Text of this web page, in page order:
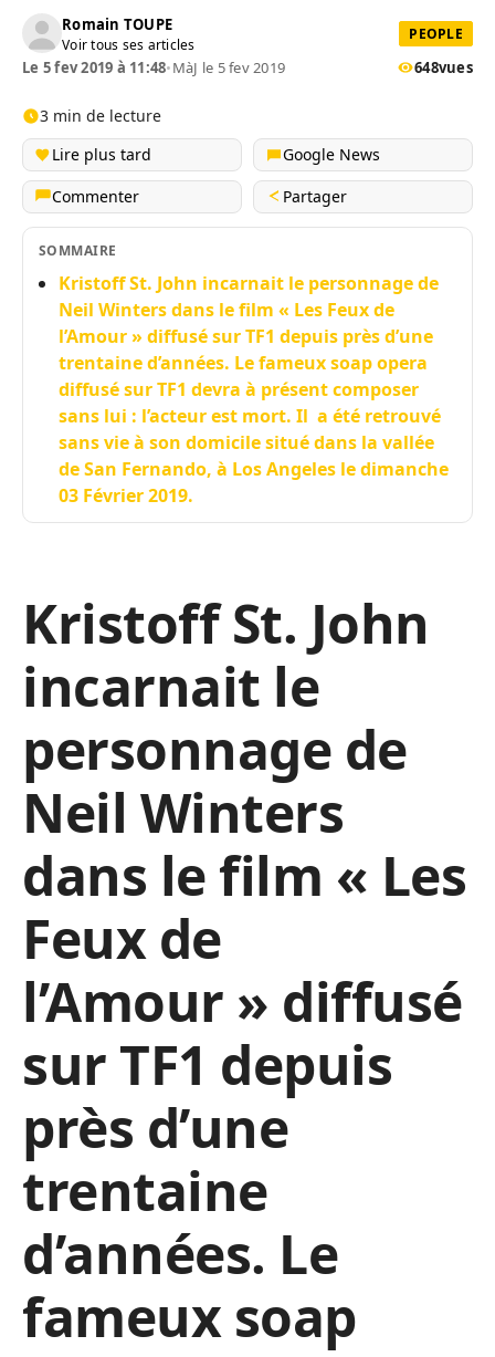
Romain TOUPE
Voir tous ses articles
PEOPLE
Le 5 fev 2019 à 11:48•MàJ le 5 fev 2019 648vues
3 min de lecture
Lire plus tard
Google News
Commenter
Partager
SOMMAIRE
Kristoff St. John incarnait le personnage de
Neil Winters dans le film « Les Feux de
l’Amour » diffusé sur TF1 depuis près d’une
trentaine d’années. Le fameux soap opera
diffusé sur TF1 devra à présent composer
sans lui : l’acteur est mort. Il a été retrouvé
sans vie à son domicile situé dans la vallée
de San Fernando, à Los Angeles le dimanche
03 Février 2019.
Kristoff St. John
incarnait le
personnage de
Neil Winters
dans le film « Les
Feux de
l’Amour » diffusé
sur TF1 depuis
près d’une
trentaine
d’années. Le
fameux soap